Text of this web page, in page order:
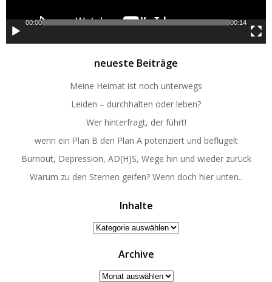
00:00 00:14
neueste Beiträge
Meine Heimat ist noch unterwegs
Leiden – durchhalten oder leben?
Wer hinterfragt, der führt!
wenn ein Plan B den Plan A potenziert und beflügelt
Burnout, Depression, AD(H)S, Wege hin und wieder zurück
Warum zu den Sternen geifen? Wenn doch hier unten..
Inhalte
Inhalte
Archive
Archive